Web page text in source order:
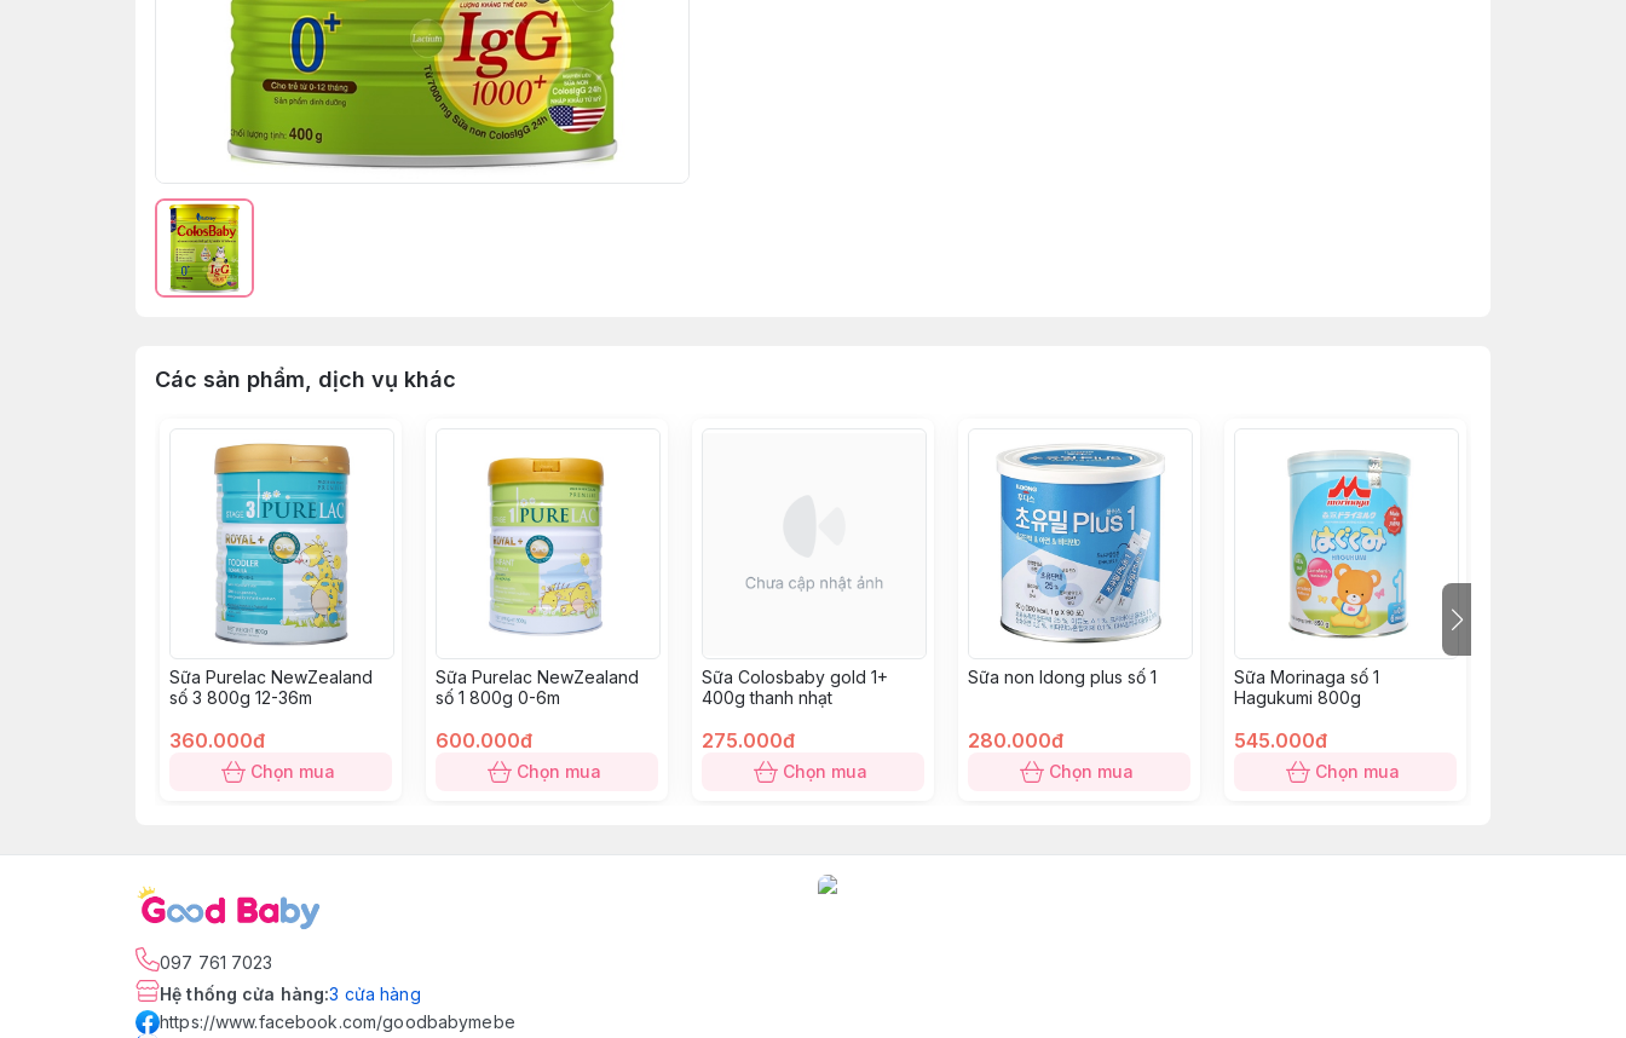
Các sản phẩm, dịch vụ khác
Sữa Purelac NewZealand
số 3 800g 12-36m
360.000đ
Chọn mua
Sữa Purelac NewZealand
số 1 800g 0-6m
600.000đ
Chọn mua
Sữa Colosbaby gold 1+
400g thanh nhạt
275.000đ
Chọn mua
Sữa non Idong plus số 1
280.000đ
Chọn mua
Sữa Morinaga số 1
Hagukumi 800g
545.000đ
Chọn mua
097 761 7023
Hệ thống cửa hàng:3 cửa hàng
https://www.facebook.com/goodbabymebe